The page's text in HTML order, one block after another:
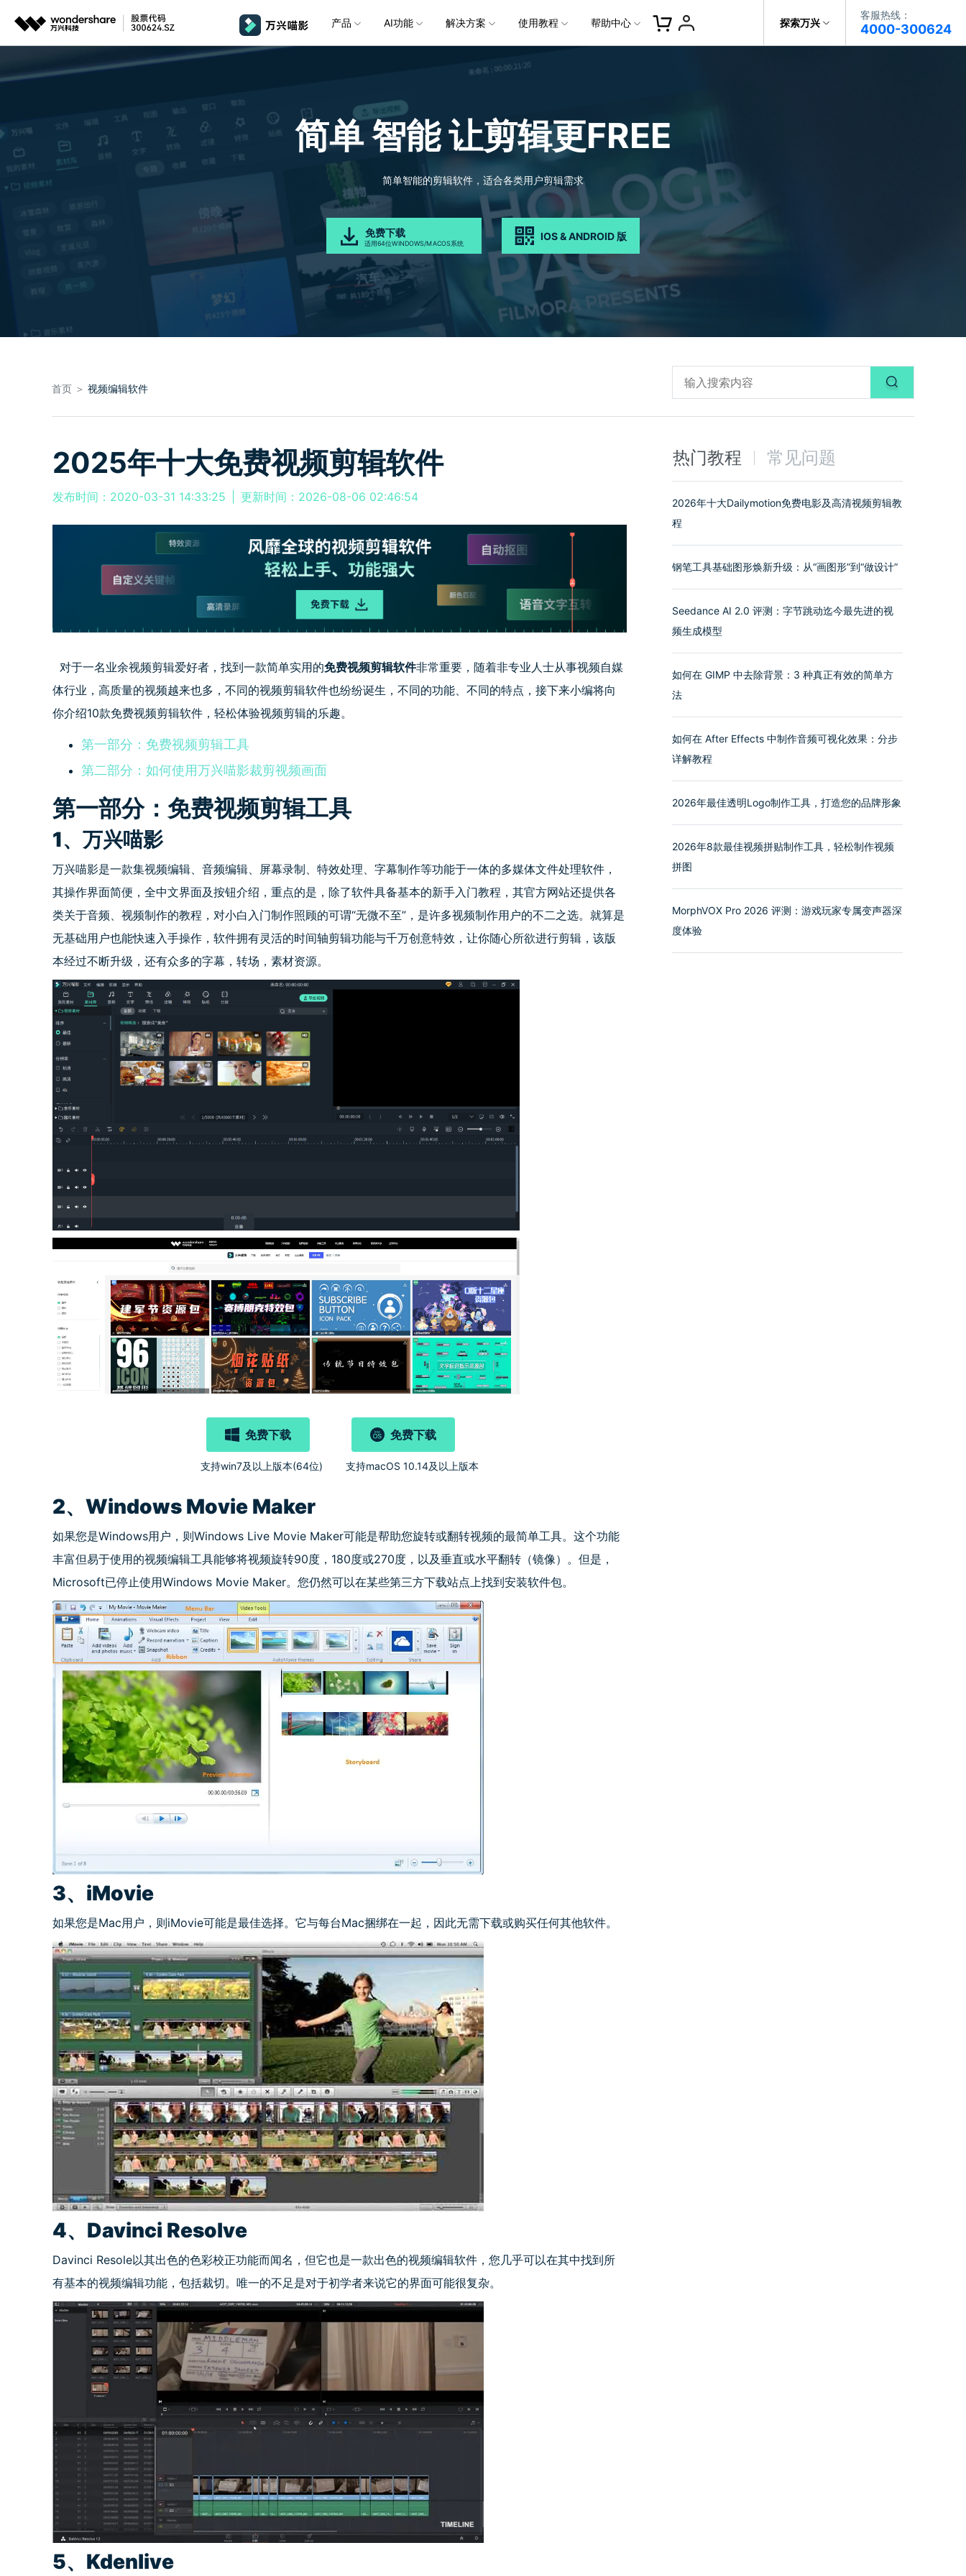
探索万兴
客服热线：
4000-300624
推荐产品
AIGC数字创意
万兴剧厂
AI驱动的一站式精品影视内容创作平台
万兴天幕
Wondershare SelfyzAI
万兴图示
一站式办公绘图利器
基于云的跨端思维导图软件
文档创意
万兴PDF
秒会的全能PDF编辑神器
万兴HiPDF
一站式在线PDF解决方案
万兴恢复专家
简单高效的数据管理软件
万兴易修
视频/照片修复一站式解决方案
新闻中心
加入我们
帮助中心
政企服务
代理商
客户案例
数字文档
创意绘图
视频创意
行业应用
交通运输
金融&银行
教育
新闻中心
新闻动态
关于万兴
社会责任
投资者关系
供应商合作
加入我们 帮助中心 客服热线：
4000-300624
产品
桌面版 Windows 版本
MacOS 版本
HarmonyOS 版本
移动端 iOS & Android 版本
视频
关键帧
NEW
平面追踪 NEW
音频
高光卡点
音频闪避
音视频同步
文本
文字路径动画
文字动画
花字与标题编辑
发现更多功能 >
视频特效
音频库
免费下载
AI功能
AI 提效
所有人工智能工具 >
AI 文本转视频 NEW
AI 图生视频 NEW
AI 绘画
AI 视频续写 NEW
AI 生成音效 NEW
文字转语音
AI 音乐生成
免费下载
解决方案
商用无忧
全新AI灵感加速器，提升团队协作效率，全
方位赋能商业视频创作过程
党政宣传
快速打造高级大气的党政宣传片
轻松制作有颜有料的知识教程
新闻传媒
一键输出专业精良的资讯报道
电商运营
批量生产高转化率的带货营销视频
自媒体创作
快人一步剪辑高流量的爆款视频
万兴喵影鸿蒙版首发
使用教程
基础教学
自制教程
视频抠图
音频剪辑
文本字幕
颜色编辑
影视娱乐
娱乐剪辑
影视制作
游戏电竞
教育培训
学校教育
企业培训
节日庆典
婚礼视频
生日聚会
广告宣传
日常视频
生活Vlog
视频教程
跟着达人视频学剪辑， 小白也能
玩转特效大片
喵影学社
提供人门到精通的全方位视频剪辑
课程满足各类场景的创作需求
帮助中心
常见问题
排除产品使用故障
设备支持
了解支持的系统、CPU和GPU信息
产品社区
在线社区，与产品经理 1 v 1
版本日志
了解最新迭代信息，体验最新功能
了解AI 积分消耗规则
授权说明
万兴素材
免费下载
简单 智能让剪辑更FREE
简单智能的剪辑软件，适合各类用户剪辑需求
免费下载
适用64位WINDOWS/MACOS系统
IOS & ANDROID 版
首页 ＞ 视频编辑软件
2025年十大免费视频剪辑软件
发布时间：2020-03-31 14:33:25 更新时间：2026-08-06 02:46:54
对于一名业余视频剪辑爱好者，找到一款简单实用的免费视频剪辑软件非常重要，随着非专业人士从事视频自媒
体行业，高质量的视频越来也多，不同的视频剪辑软件也纷纷诞生，不同的功能、不同的特点，接下来小编将向
你介绍10款免费视频剪辑软件，轻松体验视频剪辑的乐趣。
第一部分：免费视频剪辑工具
第二部分：如何使用万兴喵影裁剪视频画面
第一部分：免费视频剪辑工具
1、万兴喵影
万兴喵影是一款集视频编辑、音频编辑、屏幕录制、特效处理、字幕制作等功能于一体的多媒体文件处理软件，
其操作界面简便，全中文界面及按钮介绍，重点的是，除了软件具备基本的新手入门教程，其官方网站还提供各
类关于音频、视频制作的教程，对小白入门制作照顾的可谓“无微不至”，是许多视频制作用户的不二之选。就算是
无基础用户也能快速入手操作，软件拥有灵活的时间轴剪辑功能与千万创意特效，让你随心所欲进行剪辑，该版
本经过不断升级，还有众多的字幕，转场，素材资源。
免费下载
支持win7及以上版本(64位)
免费下载
支持macOS 10.14及以上版本
2、Windows Movie Maker
如果您是Windows用户，则Windows Live Movie Maker可能是帮助您旋转或翻转视频的最简单工具。这个功能
丰富但易于使用的视频编辑工具能够将视频旋转90度，180度或270度，以及垂直或水平翻转（镜像）。但是，
Microsoft已停止使用Windows Movie Maker。您仍然可以在某些第三方下载站点上找到安装软件包。
3、iMovie
如果您是Mac用户，则iMovie可能是最佳选择。它与每台Mac捆绑在一起，因此无需下载或购买任何其他软件。
4、Davinci Resolve
Davinci Resole以其出色的色彩校正功能而闻名，但它也是一款出色的视频编辑软件，您几乎可以在其中找到所
有基本的视频编辑功能，包括裁切。唯一的不足是对于初学者来说它的界面可能很复杂。
5、Kdenlive
热门教程 常见问题
2026年十大Dailymotion免费电影及高清视频剪辑教
程
钢笔工具基础图形焕新升级：从“画图形”到“做设计”
Seedance AI 2.0 评测：字节跳动迄今最先进的视
频生成模型
如何在 GIMP 中去除背景：3 种真正有效的简单方
法
如何在 After Effects 中制作音频可视化效果：分步
详解教程
2026年最佳透明Logo制作工具，打造您的品牌形象
2026年8款最佳视频拼贴制作工具，轻松制作视频
拼图
MorphVOX Pro 2026 评测：游戏玩家专属变声器深
度体验